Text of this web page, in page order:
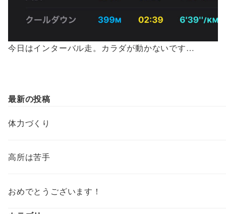
今日はインターバル走。カラダが動かないです…
最新の投稿
体力づくり
高所は苦手
おめでとうございます！